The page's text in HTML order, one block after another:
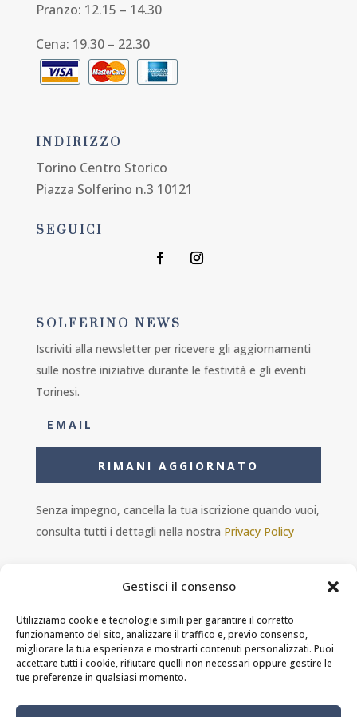
Gestisci il consenso
Utilizziamo cookie e tecnologie simili per garantire il corretto
funzionamento del sito, analizzare il traffico e, previo consenso,
migliorare la tua esperienza e mostrarti contenuti personalizzati. Puoi
accettare tutti i cookie, rifiutare quelli non necessari oppure gestire le
tue preferenze in qualsiasi momento.
Pranzo: 12.15 – 14.30
Cena: 19.30 – 22.30
INDIRIZZO
Torino Centro Storico
Piazza Solferino n.3 10121
SEGUICI
SOLFERINO NEWS
Iscriviti alla newsletter per ricevere gli aggiornamenti
sulle nostre iniziative durante le festività e gli eventi
Torinesi.
RIMANI AGGIORNATO
Senza impegno, cancella la tua iscrizione quando vuoi,
consulta tutti i dettagli nella nostra Privacy Policy
Ambra s.r.l. - P.IVA 11601460014 - PEC
ristorantesolferino@legalmail.it
Privacy Policy-Cookie Policy-Termini e